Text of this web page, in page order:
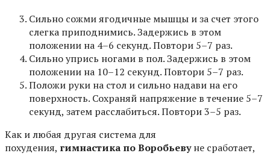
Сильно сожми ягодичные мышцы и за счет этого
слегка приподнимись. Задержись в этом
положении на 4–6 секунд. Повтори 5–7 раз.
Сильно упрись ногами в пол. Задержись в этом
положении на 10–12 секунд. Повтори 5–7 раз.
Положи руки на стол и сильно надави на его
поверхность. Сохраняй напряжение в течение 5–7
секунд, затем расслабиться. Повтори 3–5 раз.
Как и любая другая система для
похудения, гимнастика по Воробьевуне сработает,